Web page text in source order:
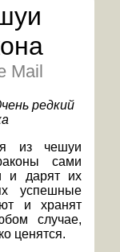
Mail
редкий
из чешуи
сами
и дарят их
успешные
и хранят
случае,
ценятся.